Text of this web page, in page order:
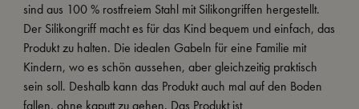
sind aus 100 % rostfreiem Stahl mit Silikongriffen hergestellt.
Der Silikongriff macht es für das Kind bequem und einfach, das
Produkt zu halten. Die idealen Gabeln für eine Familie mit
Kindern, wo es schön aussehen, aber gleichzeitig praktisch
sein soll. Deshalb kann das Produkt auch mal auf den Boden
fallen, ohne kaputt zu gehen. Das Produkt ist